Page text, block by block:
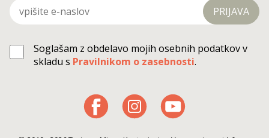
PRIJAVA
Soglašam z obdelavo mojih osebnih podatkov v
skladu s Pravilnikom o zasebnosti.